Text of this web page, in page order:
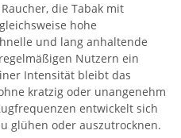
die Tabak mit
hohe
und lang anhaltende
Nutzern ein
Intensität bleibt das
kratzig oder unangenehm
entwickelt sich
glühen oder auszutrocknen.